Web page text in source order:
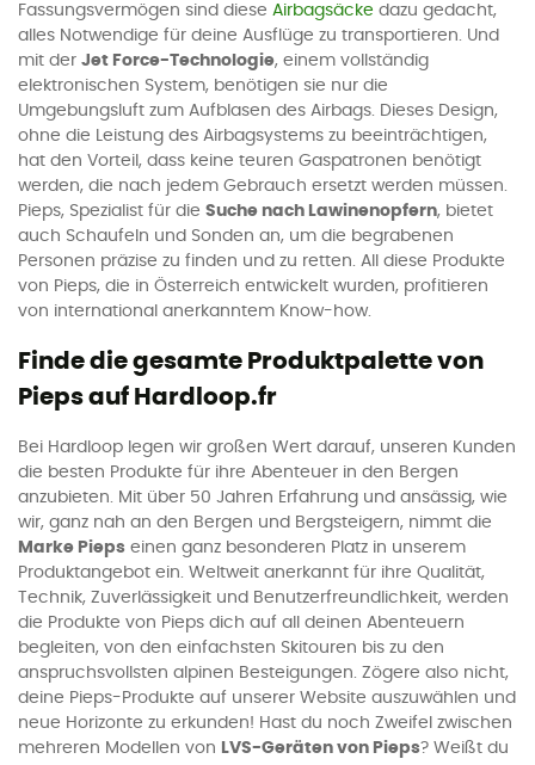
Fassungsvermögen sind diese Airbagsäcke dazu gedacht,
alles Notwendige für deine Ausflüge zu transportieren. Und
mit der Jet Force-Technologie, einem vollständig
elektronischen System, benötigen sie nur die
Umgebungsluft zum Aufblasen des Airbags. Dieses Design,
ohne die Leistung des Airbagsystems zu beeinträchtigen,
hat den Vorteil, dass keine teuren Gaspatronen benötigt
werden, die nach jedem Gebrauch ersetzt werden müssen.
Pieps, Spezialist für die Suche nach Lawinenopfern, bietet
auch Schaufeln und Sonden an, um die begrabenen
Personen präzise zu finden und zu retten. All diese Produkte
von Pieps, die in Österreich entwickelt wurden, profitieren
von international anerkanntem Know-how.
Finde die gesamte Produktpalette von
Pieps auf Hardloop.fr
Bei Hardloop legen wir großen Wert darauf, unseren Kunden
die besten Produkte für ihre Abenteuer in den Bergen
anzubieten. Mit über 50 Jahren Erfahrung und ansässig, wie
wir, ganz nah an den Bergen und Bergsteigern, nimmt die
Marke Pieps einen ganz besonderen Platz in unserem
Produktangebot ein. Weltweit anerkannt für ihre Qualität,
Technik, Zuverlässigkeit und Benutzerfreundlichkeit, werden
die Produkte von Pieps dich auf all deinen Abenteuern
begleiten, von den einfachsten Skitouren bis zu den
anspruchsvollsten alpinen Besteigungen. Zögere also nicht,
deine Pieps-Produkte auf unserer Website auszuwählen und
neue Horizonte zu erkunden! Hast du noch Zweifel zwischen
mehreren Modellen von LVS-Geräten von Pieps? Weißt du